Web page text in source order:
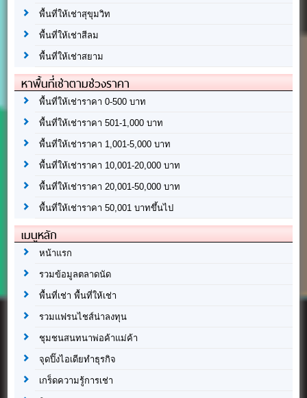
พื้นที่ให้เช่าสุขุมวิท
พื้นที่ให้เช่าสีลม
พื้นที่ให้เช่าสยาม
หาพื้นที่เช่าตามช่วงราคา
พื้นที่ให้เช่าราคา 0-500 บาท
พื้นที่ให้เช่าราคา 501-1,000 บาท
พื้นที่ให้เช่าราคา 1,001-5,000 บาท
พื้นที่ให้เช่าราคา 10,001-20,000 บาท
พื้นที่ให้เช่าราคา 20,001-50,000 บาท
พื้นที่ให้เช่าราคา 50,001 บาทขึ้นไป
เมนูหลัก
หน้าแรก
รวมข้อมูลตลาดนัด
พื้นที่เช่า พื้นที่ให้เช่า
รวมแฟรนไชส์น่าลงทุน
ชุมชนสนทนาพ่อค้าแม่ค้า
จุดปิ๊งไอเดียทำธุรกิจ
เกร็ดความรู้การเช่า